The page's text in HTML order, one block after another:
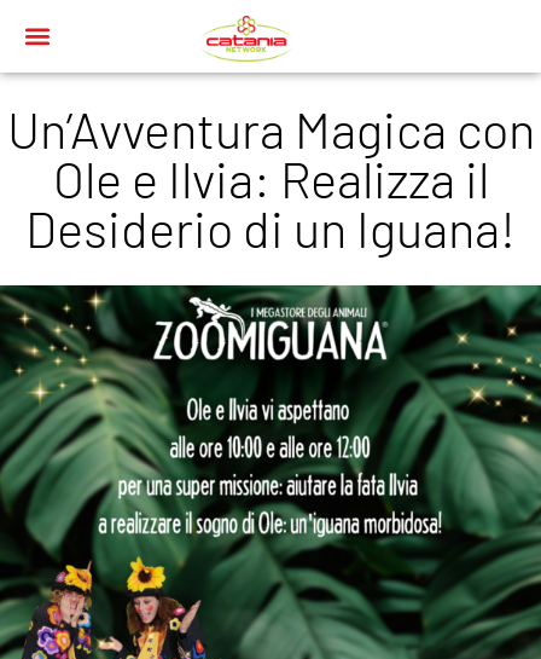
Un’Avventura Magica con
Ole e Ilvia: Realizza il
Desiderio di un Iguana!